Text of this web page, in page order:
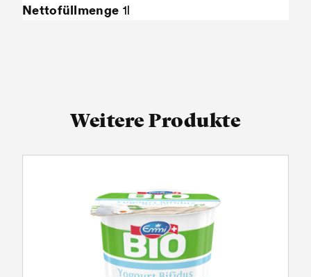
Nettofüllmenge 1l
Weitere Produkte